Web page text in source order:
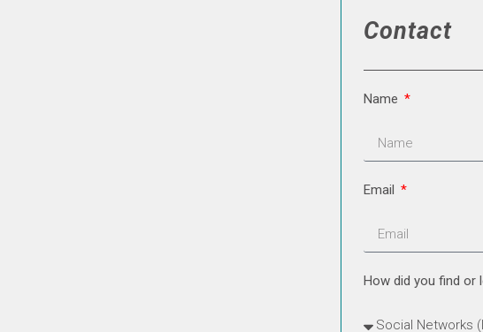
Contact
Name
Email
How did you find or